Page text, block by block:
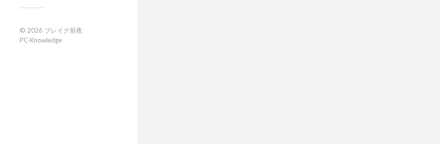
© 2026 ブレイク前夜
PC-Knowledge